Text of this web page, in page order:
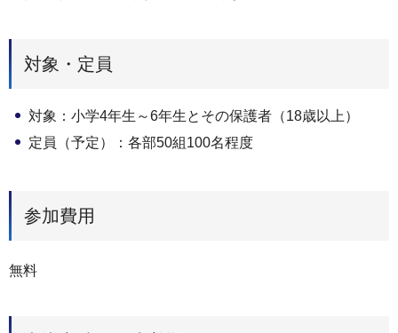
対象・定員
対象：小学4年生～6年生とその保護者（18歳以上）
定員（予定）：各部50組100名程度
参加費用
無料